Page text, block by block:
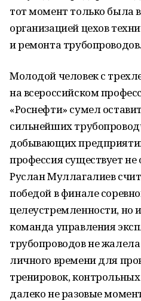
тот момент только была
организацией цехов
и ремонта трубопроводов.
Молодой человек с
на всероссийском
«Роснефти» сумел
сильнейших
добывающих
профессия существует
Руслан Муллагалиев
победой в финале
целеустремленности, но
команда управления
трубопроводов не
личного времени для
тренировок,
далеко не разовые